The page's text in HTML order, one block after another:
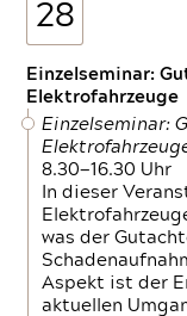
28
Einzelseminar:
Elektrofahrzeuge
Einzelseminar:
8.30—16.30 Uhr
In dieser
was der
Aspekt ist der
aktuellen